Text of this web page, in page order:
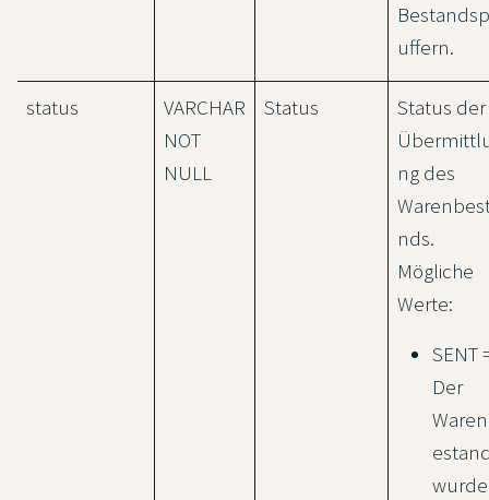
Bestandsp
uffern.
status
VARCHAR
NOT
NULL
Status
Status der
ng des
nds.
Mögliche
Werte:
SENT
Der
wurde